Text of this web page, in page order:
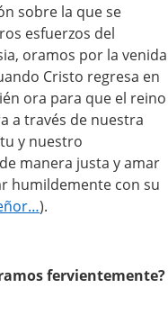
sobre la que se
esfuerzos del
oramos por la venida
Cristo regresa en
ora para que el reino
a través de nuestra
y nuestro
manera justa y amar
humildemente con su
).
fervientemente?